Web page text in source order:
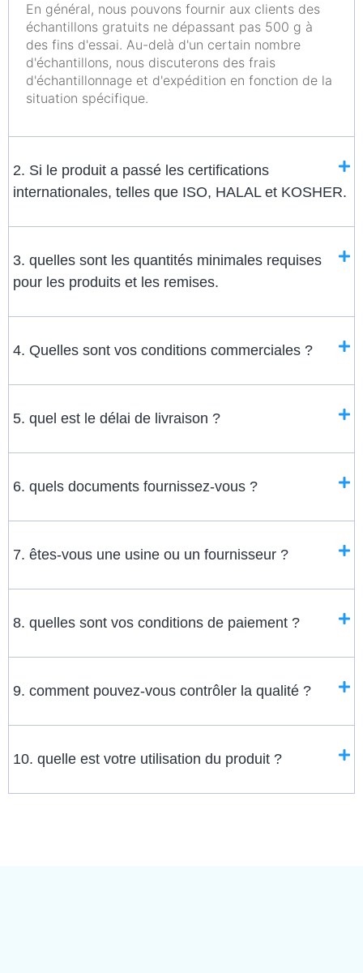
En général, nous pouvons fournir aux clients des
échantillons gratuits ne dépassant pas 500 g à
des fins d'essai. Au-delà d'un certain nombre
d'échantillons, nous discuterons des frais
d'échantillonnage et d'expédition en fonction de la
situation spécifique.
2. Si le produit a passé les certifications
internationales, telles que ISO, HALAL et KOSHER.
3. quelles sont les quantités minimales requises
pour les produits et les remises.
4. Quelles sont vos conditions commerciales ?
5. quel est le délai de livraison ?
6. quels documents fournissez-vous ?
7. êtes-vous une usine ou un fournisseur ?
8. quelles sont vos conditions de paiement ?
9. comment pouvez-vous contrôler la qualité ?
10. quelle est votre utilisation du produit ?